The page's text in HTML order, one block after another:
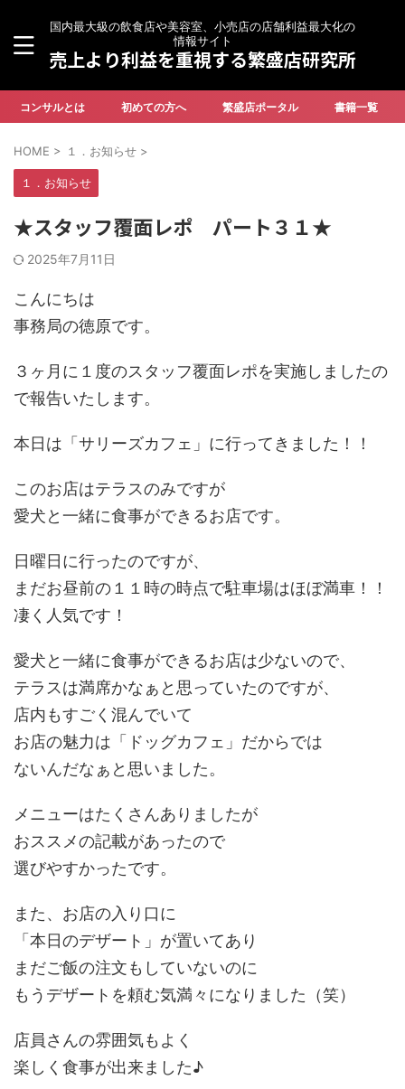
国内最大級の飲食店や美容室、小売店の店舗利益最大化の
情報サイト
売上より利益を重視する繁盛店研究所
コンサルとは 初めての方へ 繁盛店ポータル 書籍一覧
HOME > １．お知らせ >
１．お知らせ
★スタッフ覆面レポ パート３１★
2025年7月11日
こんにちは
事務局の徳原です。
３ヶ月に１度のスタッフ覆面レポを実施しましたの
で報告いたします。
本日は「サリーズカフェ」に行ってきました！！
このお店はテラスのみですが
愛犬と一緒に食事ができるお店です。
日曜日に行ったのですが、
まだお昼前の１１時の時点で駐車場はほぼ満車！！
凄く人気です！
愛犬と一緒に食事ができるお店は少ないので、
テラスは満席かなぁと思っていたのですが、
店内もすごく混んでいて
お店の魅力は「ドッグカフェ」だからでは
ないんだなぁと思いました。
メニューはたくさんありましたが
おススメの記載があったので
選びやすかったです。
また、お店の入り口に
「本日のデザート」が置いてあり
まだご飯の注文もしていないのに
もうデザートを頼む気満々になりました（笑）
店員さんの雰囲気もよく
楽しく食事が出来ました♪